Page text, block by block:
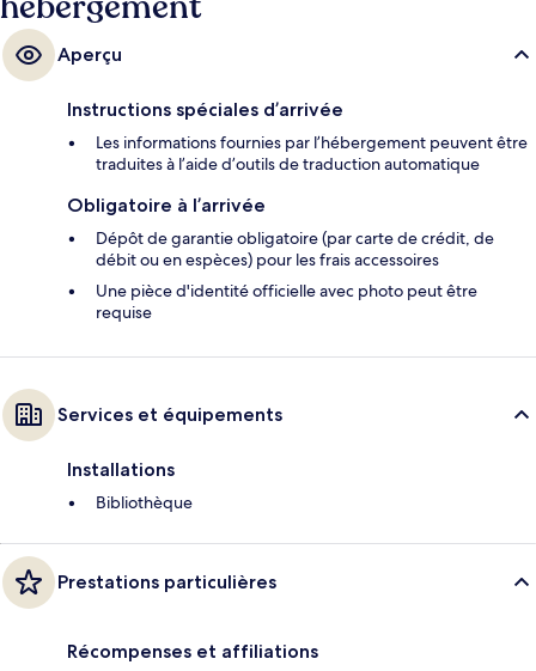
Aperçu
Instructions spéciales d’arrivée
Les informations fournies par l’hébergement peuvent être
traduites à l’aide d’outils de traduction automatique
Obligatoire à l’arrivée
Dépôt de garantie obligatoire (par carte de crédit, de
débit ou en espèces) pour les frais accessoires
Une pièce d'identité officielle avec photo peut être
requise
Services et équipements
Installations
Bibliothèque
Prestations particulières
Récompenses et affiliations